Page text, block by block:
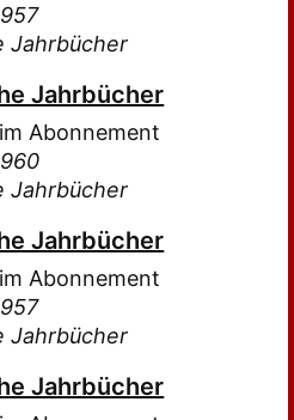
Jahrbücher
Jahrbücher
Abonnement
Jahrbücher
Jahrbücher
Abonnement
Jahrbücher
Jahrbücher